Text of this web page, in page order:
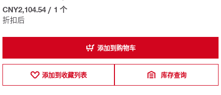
折扣后
CNY2,104.54 / 1 个
添加到购物车
添加到收藏列表 库存查询